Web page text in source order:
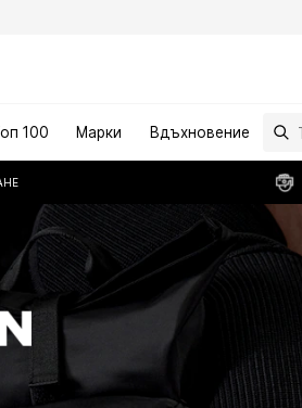
100 Марки Вдъхновение